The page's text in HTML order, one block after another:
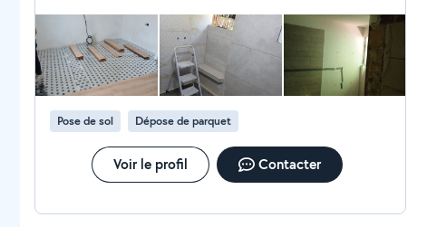
Pose de sol Dépose de parquet
Voir le profil Contacter